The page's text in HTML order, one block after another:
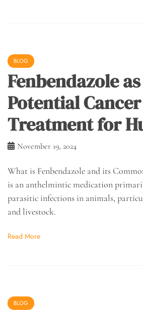
BLOG
Fenbendazole
Potential Cancer
Treatment for
November 19, 2024
What is Fenbendazole and its
is an anthelmintic medication
parasitic infections in animals,
and livestock.
Read More
BLOG